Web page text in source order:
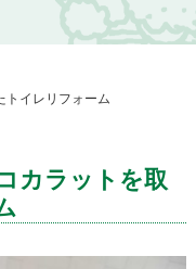
トイレリフォーム
カラットを取